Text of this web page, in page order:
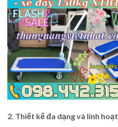
2. Thiết kế đa dạng và linh hoạt